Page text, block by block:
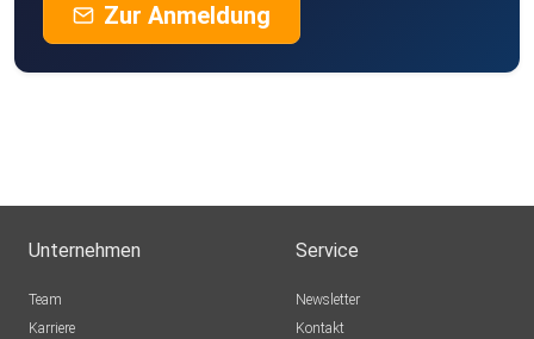
Zur Anmeldung
Unternehmen
Team
Karriere
Service
Newsletter
Kontakt